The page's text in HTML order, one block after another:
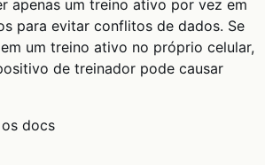
apenas um treino ativo por vez em
para evitar conflitos de dados. Se
um treino ativo no próprio celular,
de treinador pode causar
docs